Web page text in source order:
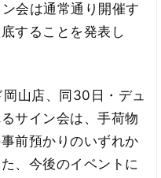
会は通常通り開催す
することを発表し
山店、同30日・デュ
サイン会は、手荷物
前預かりのいずれか
、今後のイベントに